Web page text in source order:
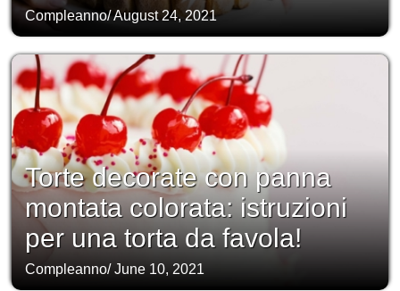
Compleanno/August 24, 2021
Torte decorate con panna
montata colorata: istruzioni
per una torta da favola!
Compleanno/June 10, 2021